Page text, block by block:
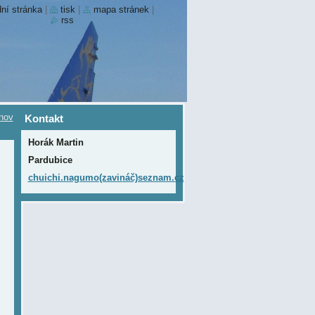
Kontakt
Horák Martin
Pardubice
chuichi.nagumo(zavináč)seznam.cz
stránka tisk mapa stránek
rss